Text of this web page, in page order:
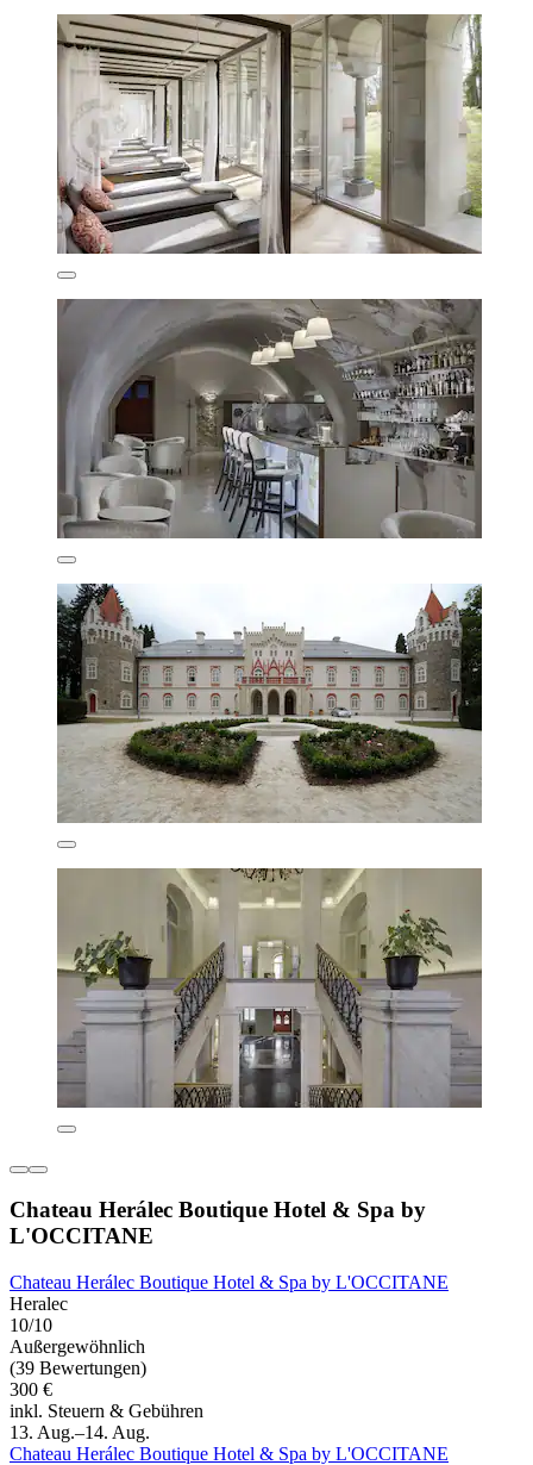
Chateau Herálec Boutique Hotel & Spa by
L'OCCITANE
Chateau Herálec Boutique Hotel & Spa by L'OCCITANE
Heralec
10/10
Außergewöhnlich
(39 Bewertungen)
300 €
inkl. Steuern & Gebühren
13. Aug.–14. Aug.
Chateau Herálec Boutique Hotel & Spa by L'OCCITANE